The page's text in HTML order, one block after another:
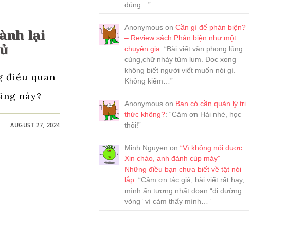
lại
điều quan
này?
AUGUST 27, 2024
đúng…”
Anonymous on Cần gì để phản biện?
– Review sách Phản biện như một
chuyên gia: “Bài viết văn phong lủng
củng,chữ nhảy tùm lum. Đọc xong
không biết người viết muốn nói gì.
Không kiểm… ”
Anonymous on Bạn có cần quản lý tri
thức không?: “Cảm ơn Hải nhé, học
thôi!”
Minh Nguyen on “Vì không nói được
Xin chào, anh đành cúp máy” –
Những điều bạn chưa biết về tật nói
lắp: “Cảm ơn tác giả, bài viết rất hay,
mình ấn tượng nhất đoạn “đi đường
vòng” vì cảm thấy mình… ”